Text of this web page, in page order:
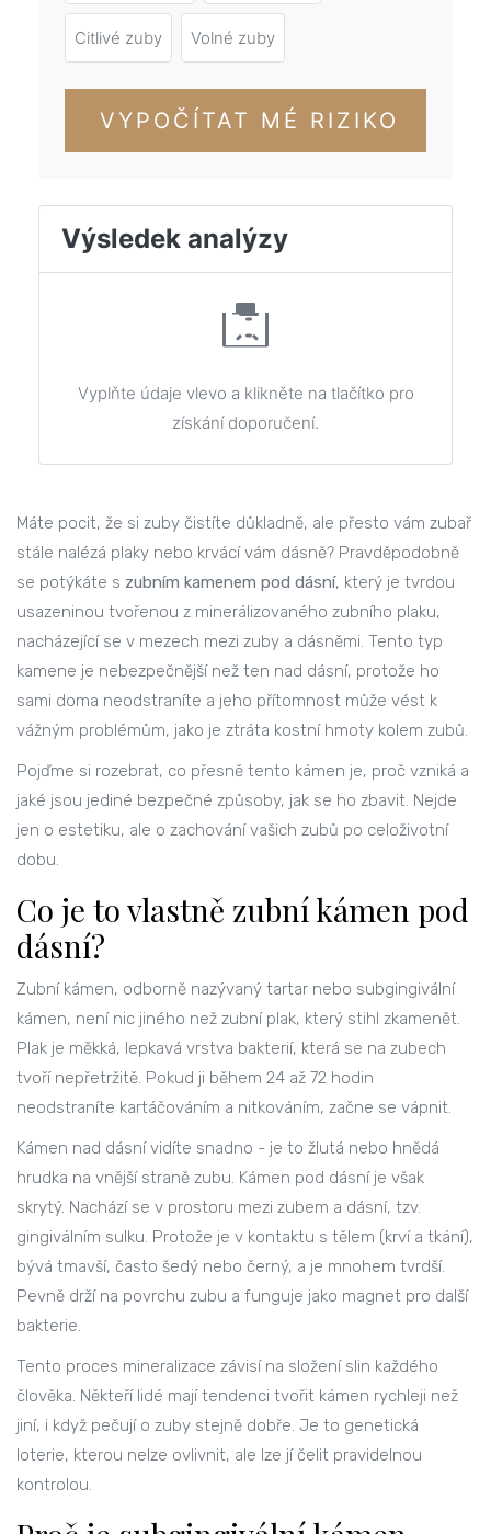
Citlivé zuby Volné zuby
VYPOČÍTAT MÉ RIZIKO
Výsledek analýzy
Vyplňte údaje vlevo a klikněte na tlačítko pro
získání doporučení.
Máte pocit, že si zuby čistíte důkladně, ale přesto vám zubař
stále nalézá plaky nebo krvácí vám dásně? Pravděpodobně
se potýkáte s zubním kamenem pod dásní, který je tvrdou
usazeninou tvořenou z minerálizovaného zubního plaku,
nacházející se v mezech mezi zuby a dásněmi. Tento typ
kamene je nebezpečnější než ten nad dásní, protože ho
sami doma neodstraníte a jeho přítomnost může vést k
vážným problémům, jako je ztráta kostní hmoty kolem zubů.
Pojďme si rozebrat, co přesně tento kámen je, proč vzniká a
jaké jsou jediné bezpečné způsoby, jak se ho zbavit. Nejde
jen o estetiku, ale o zachování vašich zubů po celoživotní
dobu.
Co je to vlastně zubní kámen pod
dásní?
Zubní kámen, odborně nazývaný tartar nebo subgingivální
kámen, není nic jiného než zubní plak, který stihl zkamenět.
Plak je měkká, lepkavá vrstva bakterií, která se na zubech
tvoří nepřetržitě. Pokud ji během 24 až 72 hodin
neodstraníte kartáčováním a nitkováním, začne se vápnit.
Kámen nad dásní vidíte snadno - je to žlutá nebo hnědá
hrudka na vnější straně zubu. Kámen pod dásní je však
skrytý. Nachází se v prostoru mezi zubem a dásní, tzv.
gingiválním sulku. Protože je v kontaktu s tělem (krví a tkání),
bývá tmavší, často šedý nebo černý, a je mnohem tvrdší.
Pevně drží na povrchu zubu a funguje jako magnet pro další
bakterie.
Tento proces mineralizace závisí na složení slin každého
člověka. Někteří lidé mají tendenci tvořit kámen rychleji než
jiní, i když pečují o zuby stejně dobře. Je to genetická
loterie, kterou nelze ovlivnit, ale lze jí čelit pravidelnou
kontrolou.